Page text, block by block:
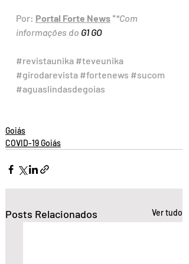
Por: Portal Forte News **Com
informações do G1 GO
#revistaunika #teveunika
#girodarevista #fortenews #sucom
#aguaslindasdegoias
Goiás
COVID-19 Goiás
Posts Relacionados Ver tudo